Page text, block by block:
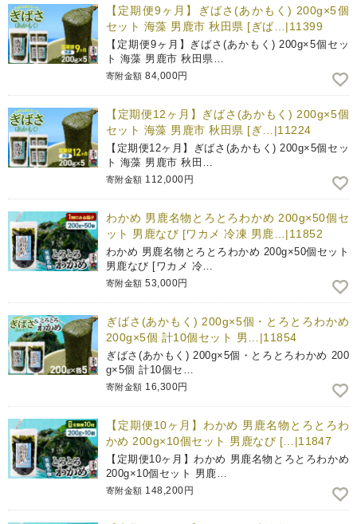
【定期便9ヶ月】ぎばさ(あかもく) 200g×5個
セット 海藻 男鹿市 秋田県 [ぎば…|11399
【定期便9ヶ月】ぎばさ(あかもく) 200g×5個セッ
ト 海藻 男鹿市 秋田県…
寄附金額 84,000円
【定期便12ヶ月】ぎばさ(あかもく) 200g×5個
セット 海藻 男鹿市 秋田県 [ぎ…|11224
【定期便12ヶ月】ぎばさ(あかもく) 200g×5個セッ
ト 海藻 男鹿市 秋田…
寄附金額 112,000円
わかめ 男鹿名物とろとろわかめ 200g×50個セ
ット 男鹿なび [ワカメ 冷凍 男鹿…|11852
わかめ 男鹿名物とろとろわかめ 200g×50個セット
男鹿なび [ワカメ 冷…
寄附金額 53,000円
ぎばさ(あかもく) 200g×5個・とろとろわかめ
200g×5個 計10個セット 男…|11854
ぎばさ(あかもく) 200g×5個・とろとろわかめ 200
g×5個 計10個セ…
寄附金額 16,300円
【定期便10ヶ月】わかめ 男鹿名物とろとろわ
かめ 200g×10個セット 男鹿なび […|11847
【定期便10ヶ月】わかめ 男鹿名物とろとろわかめ
200g×10個セット 男鹿…
寄附金額 148,200円